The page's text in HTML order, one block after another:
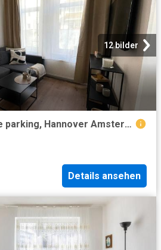
12 bilder
3 rooms, city, private parking, Hannover Amsterdam Apartments for Rent
Details ansehen